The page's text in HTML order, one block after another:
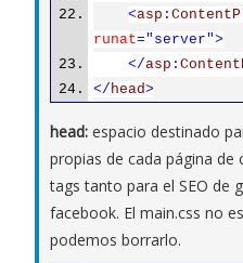
<asp :
runat="server">
</asp :
</head>
head: espacio destinado
propias de cada página
tags tanto para el SEO de
facebook. El main.css no
podemos borrarlo.